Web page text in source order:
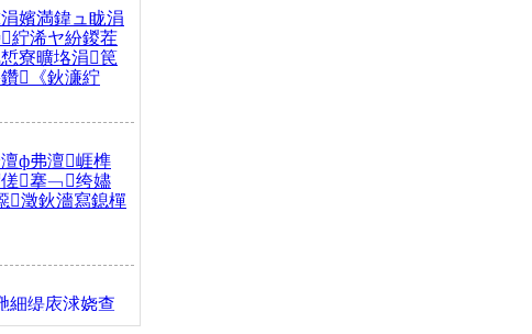
嬪満鍏ュ眬涓
紵浠ヤ紛鍐茬
寮曠垎涓笢
《鈥濓紵
ф弗澶崕榫
搴﹁绔嬧
澂鈥濇寫鎴樿
細缇庡浗娆查
椾簹涓庝腑鍥